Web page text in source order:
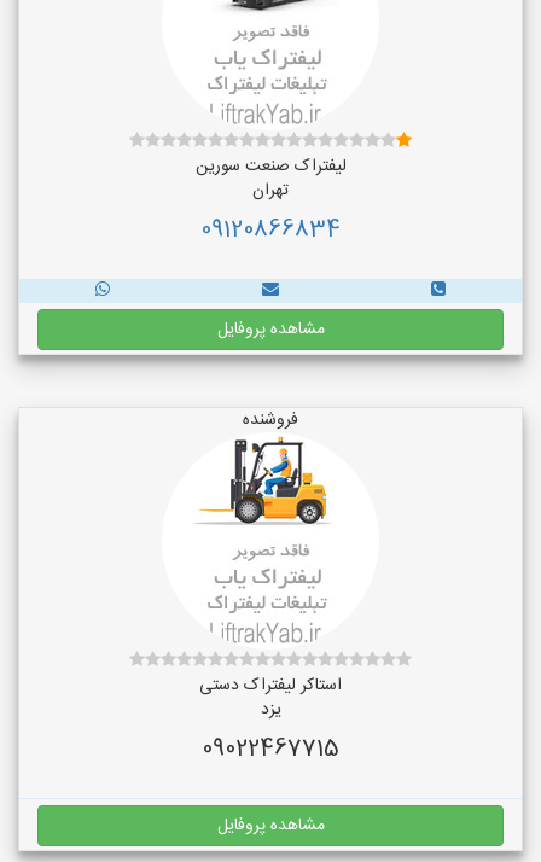
لیفتراک صنعت سورین
تهران
09120866834
مشاهده پروفایل
فروشنده
استاکر لیفتراک دستی
یزد
09022467715
مشاهده پروفایل